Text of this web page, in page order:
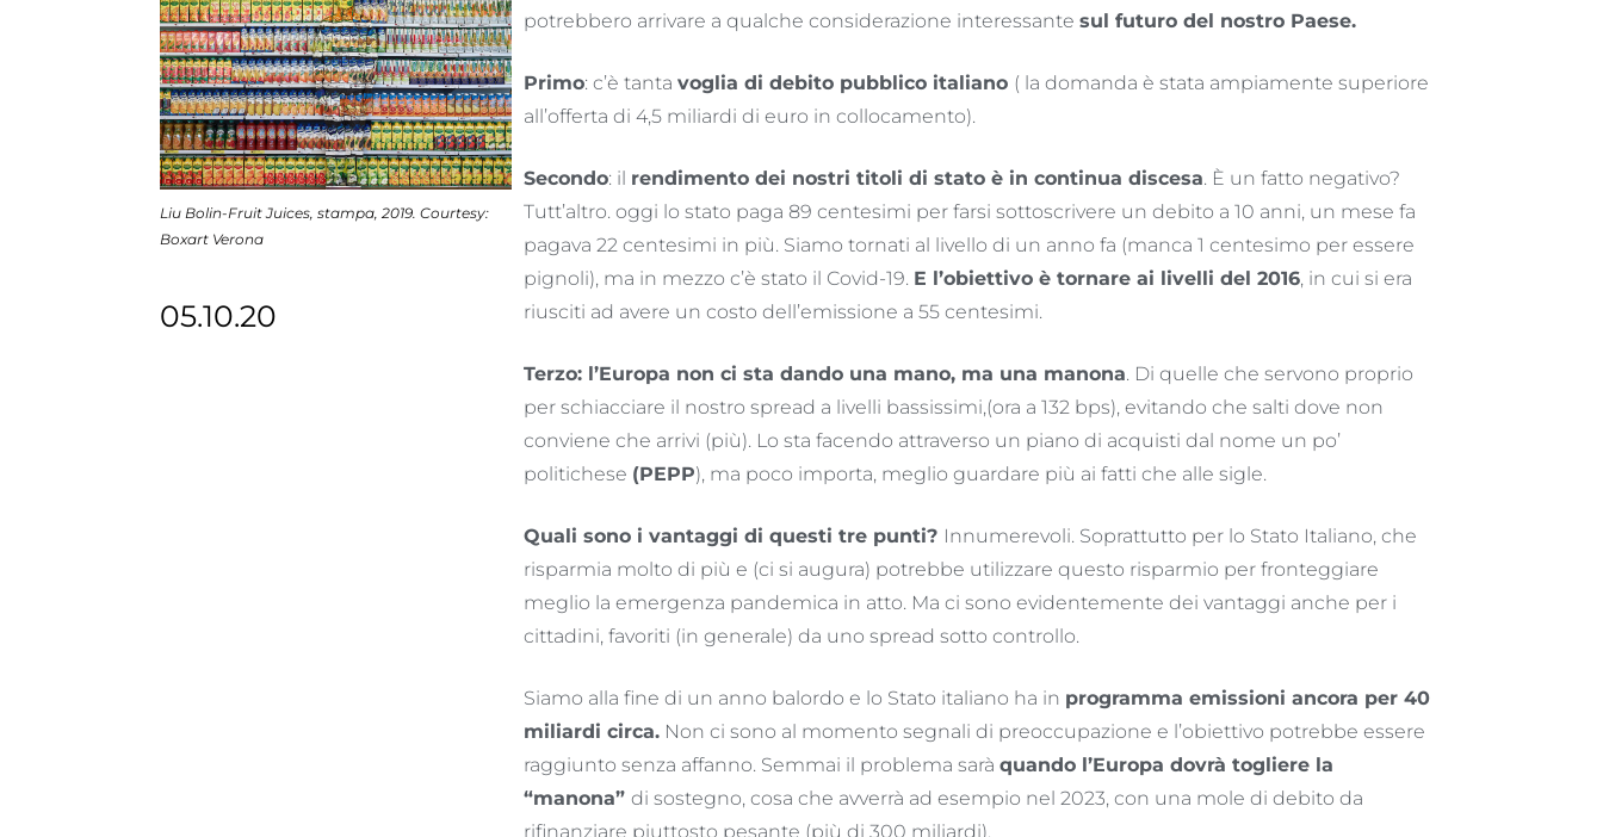
Liu Bolin-Fruit Juices, stampa, 2019. Courtesy:
Boxart Verona
05.10.20
potrebbero arrivare a qualche considerazione interessante sul futuro del nostro Paese.
Primo: c’è tanta voglia di debito pubblico italiano ( la domanda è stata ampiamente superiore
all’offerta di 4,5 miliardi di euro in collocamento).
Secondo: il rendimento dei nostri titoli di stato è in continua discesa. È un fatto negativo?
Tutt’altro. oggi lo stato paga 89 centesimi per farsi sottoscrivere un debito a 10 anni, un mese fa
pagava 22 centesimi in più. Siamo tornati al livello di un anno fa (manca 1 centesimo per essere
pignoli), ma in mezzo c’è stato il Covid-19. E l’obiettivo è tornare ai livelli del 2016, in cui si era
riusciti ad avere un costo dell’emissione a 55 centesimi.
Terzo: l’Europa non ci sta dando una mano, ma una manona. Di quelle che servono proprio
per schiacciare il nostro spread a livelli bassissimi,(ora a 132 bps), evitando che salti dove non
conviene che arrivi (più). Lo sta facendo attraverso un piano di acquisti dal nome un po’
politichese (PEPP), ma poco importa, meglio guardare più ai fatti che alle sigle.
Quali sono i vantaggi di questi tre punti? Innumerevoli. Soprattutto per lo Stato Italiano, che
risparmia molto di più e (ci si augura) potrebbe utilizzare questo risparmio per fronteggiare
meglio la emergenza pandemica in atto. Ma ci sono evidentemente dei vantaggi anche per i
cittadini, favoriti (in generale) da uno spread sotto controllo.
Siamo alla fine di un anno balordo e lo Stato italiano ha in programma emissioni ancora per 40
miliardi circa.Non ci sono al momento segnali di preoccupazione e l’obiettivo potrebbe essere
raggiunto senza affanno. Semmai il problema sarà quando l’Europa dovrà togliere la
“manona” di sostegno, cosa che avverrà ad esempio nel 2023, con una mole di debito da
rifinanziare piuttosto pesante (più di 300 miliardi).